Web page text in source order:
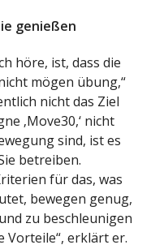
genießen
höre, ist, dass die
mögen übung,“
nicht das Ziel
‚Move30,‘ nicht
sind, ist es
betreiben.
für das, was
bewegen genug,
zu beschleunigen
Vorteile“, erklärt er.